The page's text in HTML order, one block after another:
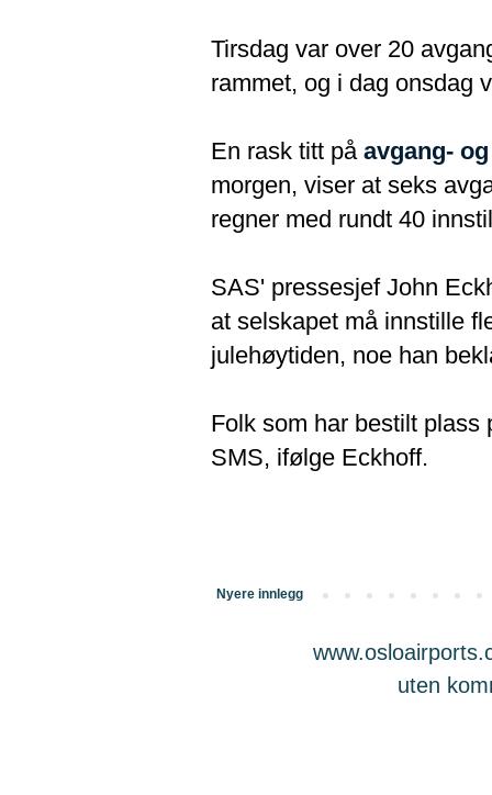
Tirsdag var over 20
rammet, og i dag onsdag
En rask titt på avgang-
morgen, viser at seks
regner med rundt 40
SAS' pressesjef John
at selskapet må innstille
julehøytiden, noe han
Folk som har bestilt plass
SMS, ifølge Eckhoff.
Nyere innlegg
uten